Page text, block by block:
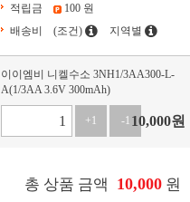
적립금
100 원
배송비
(조건) 지역별
이이엠비 니켈수소 3NH1/3AA300-L-
A(1/3AA 3.6V 300mAh)
+1 -1 10,000원
총 상품 금액 10,000 원